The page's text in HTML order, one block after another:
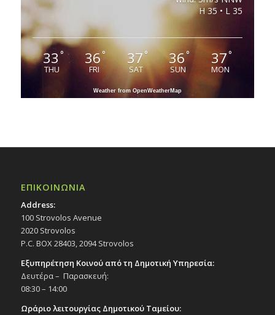
H 35 • L 35
33 °
THU
36°
FRI
37°
SAT
36°
SUN
37°
MON
Weather from OpenWeatherMap
ΕΠΙΚΟΙΝΩΝΙΑ
Address:
100 Strovolos Avenue
2020 Strovolos
P.C. BOX 28403, 2094 Strovolos
Εξυπηρέτηση Κοινού από τη Δημοτική Υπηρεσία:
Δευτέρα – Παρασκευή:
08:30 – 14:00
Ωράριο λειτουργίας Δημοτικού Ταμείου: